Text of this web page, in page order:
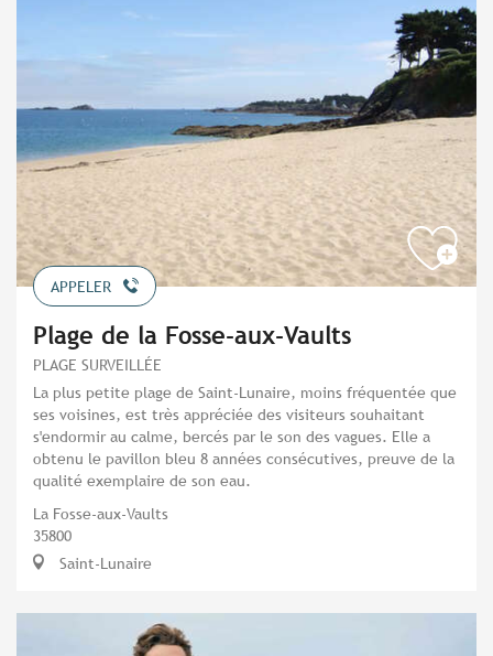
APPELER
Plage de la Fosse-aux-Vaults
PLAGE SURVEILLÉE
La plus petite plage de Saint-Lunaire, moins fréquentée que
ses voisines, est très appréciée des visiteurs souhaitant
s'endormir au calme, bercés par le son des vagues. Elle a
obtenu le pavillon bleu 8 années consécutives, preuve de la
qualité exemplaire de son eau.
La Fosse-aux-Vaults
35800
Saint-Lunaire